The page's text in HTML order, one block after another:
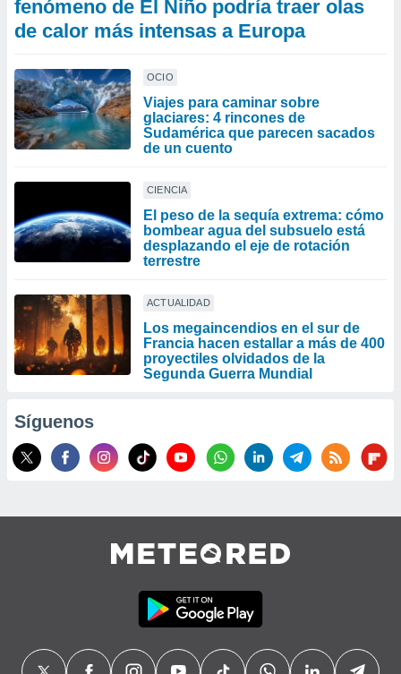
fenómeno de El Niño podría traer olas
de calor más intensas a Europa
OCIO
Viajes para caminar sobre
glaciares: 4 rincones de
Sudamérica que parecen sacados
de un cuento
CIENCIA
El peso de la sequía extrema: cómo
bombear agua del subsuelo está
desplazando el eje de rotación
terrestre
ACTUALIDAD
Los megaincendios en el sur de
Francia hacen estallar a más de 400
proyectiles olvidados de la
Segunda Guerra Mundial
Síguenos